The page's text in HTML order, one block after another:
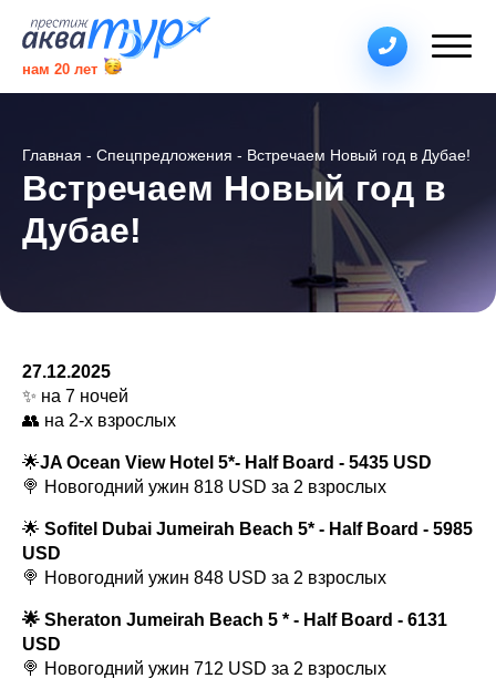
нам 20 лет
Главная Спецпредложения Встречаем Новый год в Дубае!
Встречаем Новый год в
Дубае!
27.12.2025
✨ на 7 ночей
👥 на 2-х взрослых
🌟JA Ocean View Hotel 5*- Half Board - 5435 USD
🍭 Новогодний ужин 818 USD за 2 взрослых
🌟 Sofitel Dubai Jumeirah Beach 5* - Half Board - 5985
USD
🍭 Новогодний ужин 848 USD за 2 взрослых
🌟 Sheraton Jumeirah Beach 5 * - Half Board - 6131
USD
🍭 Новогодний ужин 712 USD за 2 взрослых